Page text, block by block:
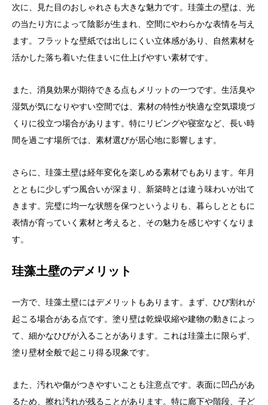
次に、見た目のおしゃれさも大きな魅力です。珪藻土の壁は、光
の当たり方によって陰影が生まれ、空間にやわらかな表情を与え
ます。フラットな壁紙では出しにくい立体感があり、自然素材を
活かした落ち着いた住まいに仕上げやすい素材です。
また、消臭効果が期待できる点もメリットの一つです。生活臭や
湿気が気になりやすい空間では、素材の特性が快適な空気環境づ
くりに役立つ場合があります。特にリビングや寝室など、長い時
間を過ごす場所では、素材選びが居心地に影響します。
さらに、珪藻土壁は経年変化を楽しめる素材でもあります。年月
とともに少しずつ風合いが深まり、新築時とは違う味わいが出て
きます。完璧に均一な状態を保つというよりも、暮らしとともに
表情が育っていく素材と考えると、その魅力を感じやすくなりま
す。
珪藻土壁のデメリット
一方で、珪藻土壁にはデメリットもあります。まず、ひび割れが
起こる場合がある点です。塗り壁は乾燥収縮や建物の動きによっ
て、細かなひびが入ることがあります。これは珪藻土に限らず、
塗り壁材全般で起こり得る現象です。
また、汚れや傷がつきやすいことも注意点です。表面に凹凸があ
るため、擦れ汚れが残ることがあります。特に廊下や階段、子ど